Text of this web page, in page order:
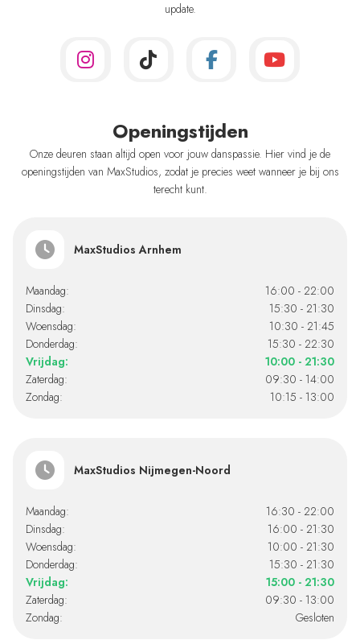
update.
Openingstijden
Onze deuren staan altijd open voor jouw danspassie. Hier vind je de
openingstijden van MaxStudios, zodat je precies weet wanneer je bij ons
terecht kunt.
MaxStudios Arnhem
Maandag:
16:00 - 22:00
Dinsdag:
15:30 - 21:30
Woensdag:
10:30 - 21:45
Donderdag:
15:30 - 22:30
Vrijdag:
10:00 - 21:30
Zaterdag:
09:30 - 14:00
Zondag:
10:15 - 13:00
MaxStudios Nijmegen-Noord
Maandag:
16:30 - 22:00
Dinsdag:
16:00 - 21:30
Woensdag:
10:00 - 21:30
Donderdag:
15:30 - 21:30
Vrijdag:
15:00 - 21:30
Zaterdag:
09:30 - 13:00
Zondag:
Gesloten